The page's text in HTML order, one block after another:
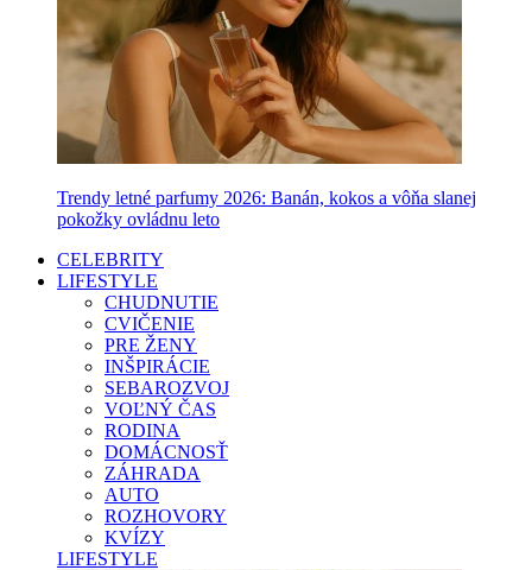
Trendy letné parfumy 2026: Banán, kokos a vôňa slanej
pokožky ovládnu leto
CELEBRITY
LIFESTYLE
CHUDNUTIE
CVIČENIE
PRE ŽENY
INŠPIRÁCIE
SEBAROZVOJ
VOĽNÝ ČAS
RODINA
DOMÁCNOSŤ
ZÁHRADA
AUTO
ROZHOVORY
KVÍZY
LIFESTYLE